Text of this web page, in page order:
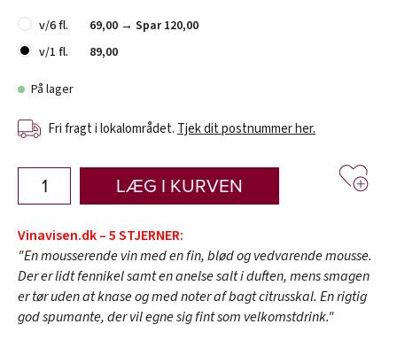
v/6 fl. 69,00 → Spar 120,00
v/1 fl.
89,00
På lager
Fri fragt i lokalområdet. Tjek dit postnummer her.
LÆG I KURVEN
Vinavisen.dk – 5 STJERNER:
"En mousserende vin med en fin, blød og vedvarende mousse.
Der er lidt fennikel samt en anelse salt i duften, mens smagen
er tør uden at knase og med noter af bagt citrusskal. En rigtig
god spumante, der vil egne sig fint som velkomstdrink."